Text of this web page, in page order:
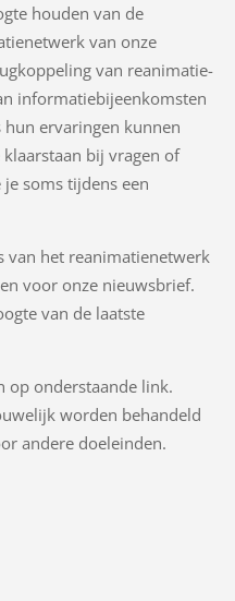
houden van de
van onze
van reanimatie-
informatiebijeenkomsten
ervaringen kunnen
bij vragen of
soms tijdens een
van het reanimatienetwerk
voor onze nieuwsbrief.
van de laatste
op onderstaande link.
worden behandeld
andere doeleinden.